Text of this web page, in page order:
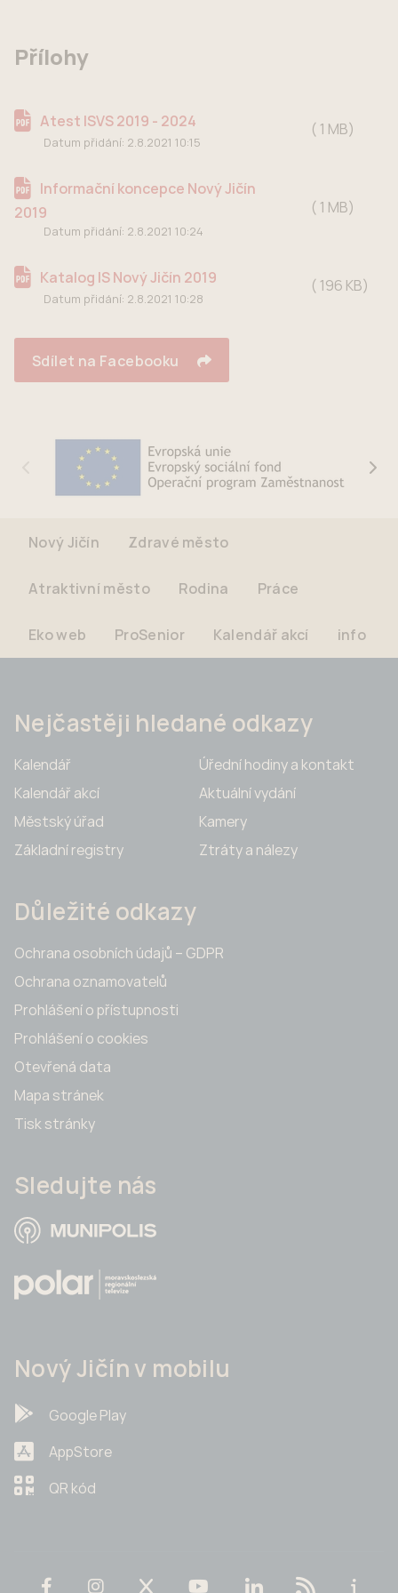
Přílohy
Atest ISVS 2019 - 2024
Datum přidání: 2.8.2021 10:15
1 MB
Informační koncepce Nový Jičín
2019
Datum přidání: 2.8.2021 10:24
1 MB
Katalog IS Nový Jičín 2019
Datum přidání: 2.8.2021 10:28
196 KB
Sdílet na Facebooku
Nový Jičín Zdravé město
Atraktivní město Rodina Práce
Eko web ProSenior Kalendář akcí info
Nejčastěji hledané odkazy
Kalendář
Kalendář akcí
Městský úřad
Základní registry
Úřední hodiny a kontakt
Aktuální vydání
Kamery
Ztráty a nálezy
Důležité odkazy
Ochrana osobních údajů – GDPR
Ochrana oznamovatelů
Prohlášení o přístupnosti
Prohlášení o cookies
Otevřená data
Mapa stránek
Tisk stránky
Sledujte nás
Nový Jičín v mobilu
Google Play
AppStore
QR kód